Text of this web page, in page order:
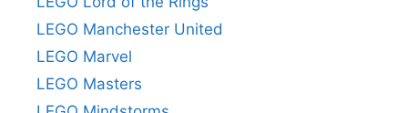
LEGO Manchester United
LEGO Marvel
LEGO Masters